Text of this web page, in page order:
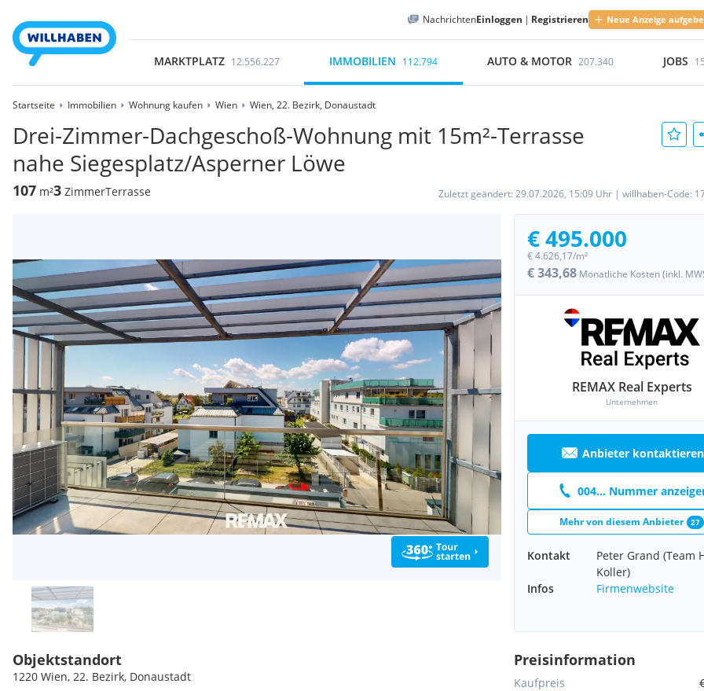
NachrichtenEinloggen | Registrieren Neue Anzeige
MARKTPLATZ 12.556.227 IMMOBILIEN 112.794 AUTO & MOTOR 207.340 JOBS
Startseite Immobilien Wohnung kaufen Wien Wien, 22. Bezirk, Donaustadt
Drei-Zimmer-Dachgeschoß-Wohnung mit 15m²-Terrasse
nahe Siegesplatz/Asperner Löwe
107 m²3 ZimmerTerrasse Zuletzt geändert: 29.07.2026, 15:09 Uhr | willhaben-Code:
€ 495.000
€ 4.626,17/m²
€ 343,68 Monatliche Kosten (inkl.
REMAX Real Experts
Unternehmen
Anbieter kontaktieren
004... Nummer
Mehr von diesem Anbieter 27
Kontakt
Peter Grand (Team
Koller)
Infos
Firmenwebsite
Objektstandort
1220 Wien, 22. Bezirk, Donaustadt
Preisinformation
Kaufpreis